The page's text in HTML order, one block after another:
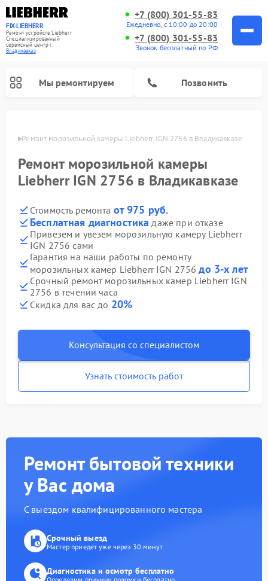
FIX-LIEBHERR
Ремонт устройств Liebherr
Специализированный
cервисный центр г.
Владикавказ
+7 (800) 301-55-83
Ежедневно, с 10:00 до 20:00
+7 (800) 301-55-83
Звонок бесплатный по РФ
Мы ремонтируем Позвонить
Ремонт морозильной камеры Liebherr IGN 2756 в Владикавказе
Ремонт морозильной камеры
Liebherr IGN 2756 в Владикавказе
Стоимость ремонта от 975 руб.
Бесплатная диагностика даже при отказе
Привезем и увезем морозильную камеру Liebherr
IGN 2756 сами
Гарантия на наши работы по ремонту
морозильных камер Liebherr IGN 2756до 3-х лет
Срочный ремонт морозильных камер Liebherr IGN
2756 в течении часа
Скидка для вас до 20%
Консультация со специалистом
Узнать стоимость работ
Ремонт бытовой техники
у Вас дома
С выездом квалифицированного мастера
Срочный выезд
Мастер приедет уже через 30 минут
Диагностика и осмотр бесплатно